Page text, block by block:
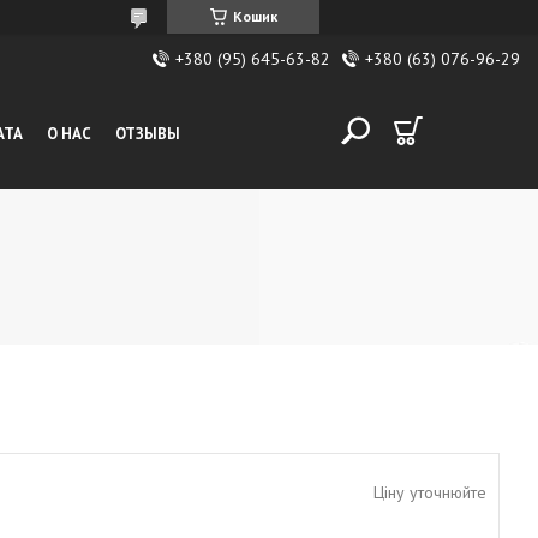
Кошик
+380 (95) 645-63-82 +380 (63) 076-96-29
О НАС ОТЗЫВЫ
Ціну уточнюйте